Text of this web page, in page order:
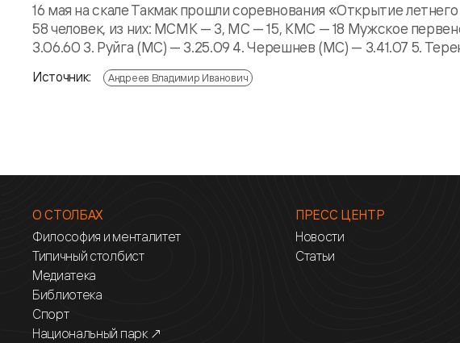
16 мая на скале Такмак прошли соревнования «Открытие
58 человек, из них: МСМК — 3, МС — 15, КМС — 18 Мужское
3.06.60 3. Руйга (МС) — 3.25.09 4. Черешнев (МС) — 3.41.07 5.
Источник: Андреев Владимир Иванович
О СТОЛБАХ
Философия и менталитет
Типичный столбист
Медиатека
Библиотека
Спорт
Национальный парк ↗
ПРЕСС ЦЕНТР
Новости
Статьи